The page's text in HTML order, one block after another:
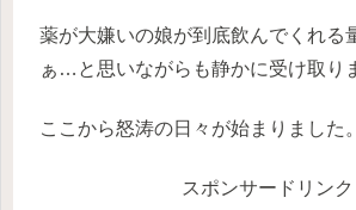
薬が大嫌いの娘が到底飲んでくれる
ぁ…と思いながらも静かに受け取り
ここから怒涛の日々が始まりました。
スポンサードリンク